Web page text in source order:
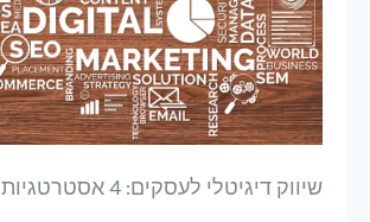
שיווק דיגיטלי לעסקים: 4 אסטרטגיות מרכזיות